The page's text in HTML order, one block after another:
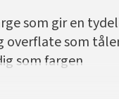
som gir en
overflate som
som fargen